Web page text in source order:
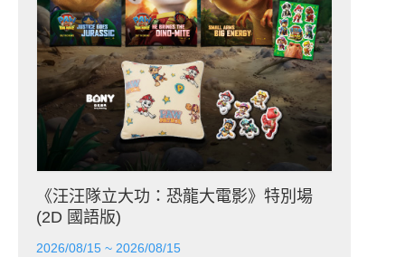
《汪汪隊立大功：恐龍大電影》特別場
(2D 國語版)
2026/08/15 ~ 2026/08/15